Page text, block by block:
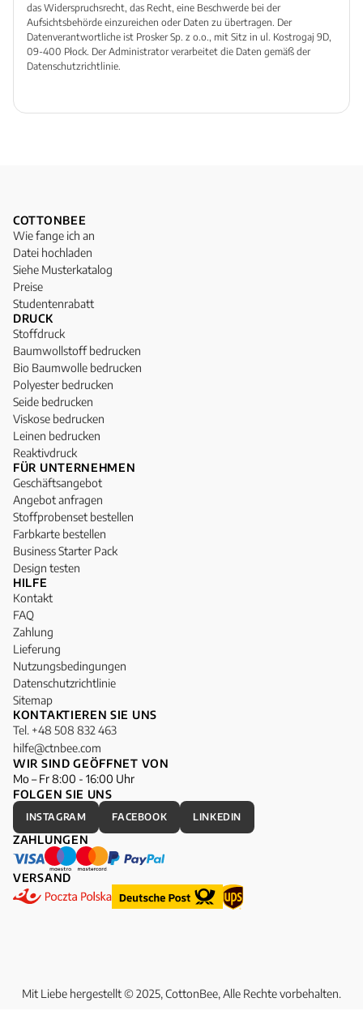
das Widerspruchsrecht, das Recht, eine Beschwerde bei der
Aufsichtsbehörde einzureichen oder Daten zu übertragen. Der
Datenverantwortliche ist Prosker Sp. z o.o., mit Sitz in ul. Kostrogaj 9D,
09-400 Płock. Der Administrator verarbeitet die Daten gemäß der
Datenschutzrichtlinie.
COTTONBEE
Wie fange ich an
Datei hochladen
Siehe Musterkatalog
Preise
Studentenrabatt
DRUCK
Stoffdruck
Baumwollstoff bedrucken
Bio Baumwolle bedrucken
Polyester bedrucken
Seide bedrucken
Viskose bedrucken
Leinen bedrucken
Reaktivdruck
FÜR UNTERNEHMEN
Geschäftsangebot
Angebot anfragen
Stoffprobenset bestellen
Farbkarte bestellen
Business Starter Pack
Design testen
HILFE
Kontakt
FAQ
Zahlung
Lieferung
Nutzungsbedingungen
Datenschutzrichtlinie
Sitemap
KONTAKTIEREN SIE UNS
Tel. +48 508 832 463
hilfe@ctnbee.com
WIR SIND GEÖFFNET VON
Mo – Fr 8:00 - 16:00 Uhr
FOLGEN SIE UNS
INSTAGRAM FACEBOOK LINKEDIN
ZAHLUNGEN
VERSAND
Mit Liebe hergestellt © 2025, CottonBee, Alle Rechte vorbehalten.